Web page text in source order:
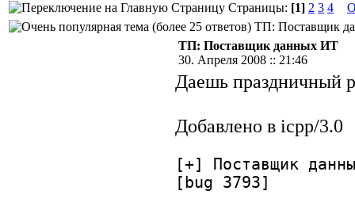
Страницы: [1] 2 3 4
ТП: Поставщик
ТП: Поставщик данных ИТ
30. Апреля 2008 :: 21:46
Даешь праздничный
Добавлено в icpp/3.0
[+] Поставщик
[bug 3793]